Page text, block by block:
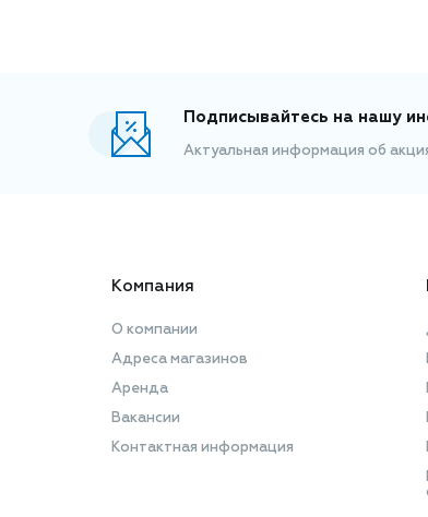
Подписывайтесь на нашу
Актуальная информация об
Компания
О компании
Адреса магазинов
Аренда
Вакансии
Контактная информация